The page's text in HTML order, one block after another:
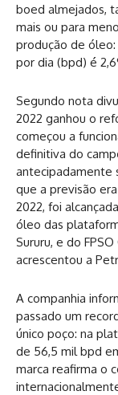
boed almejados,
mais ou para
produção de
por dia (bpd) é
Segundo nota
2022 ganhou o
começou a
definitiva do
antecipadamente
que a previsão
2022, foi
óleo das
Sururu, e do
acrescentou a
A companhia
passado um
único poço: na
de 56,5 mil bpd
marca reafirma o